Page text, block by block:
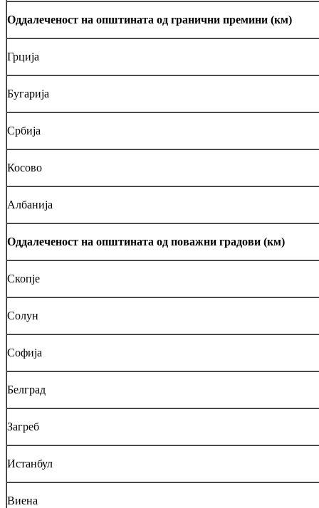
Оддалеченост на општината од гранични премини (км)
Грција
Бугарија
Србија
Косово
Албанија
Оддалеченост на општината од поважни градови (км)
Скопје
Солун
Софија
Белград
Загреб
Истанбул
Виена